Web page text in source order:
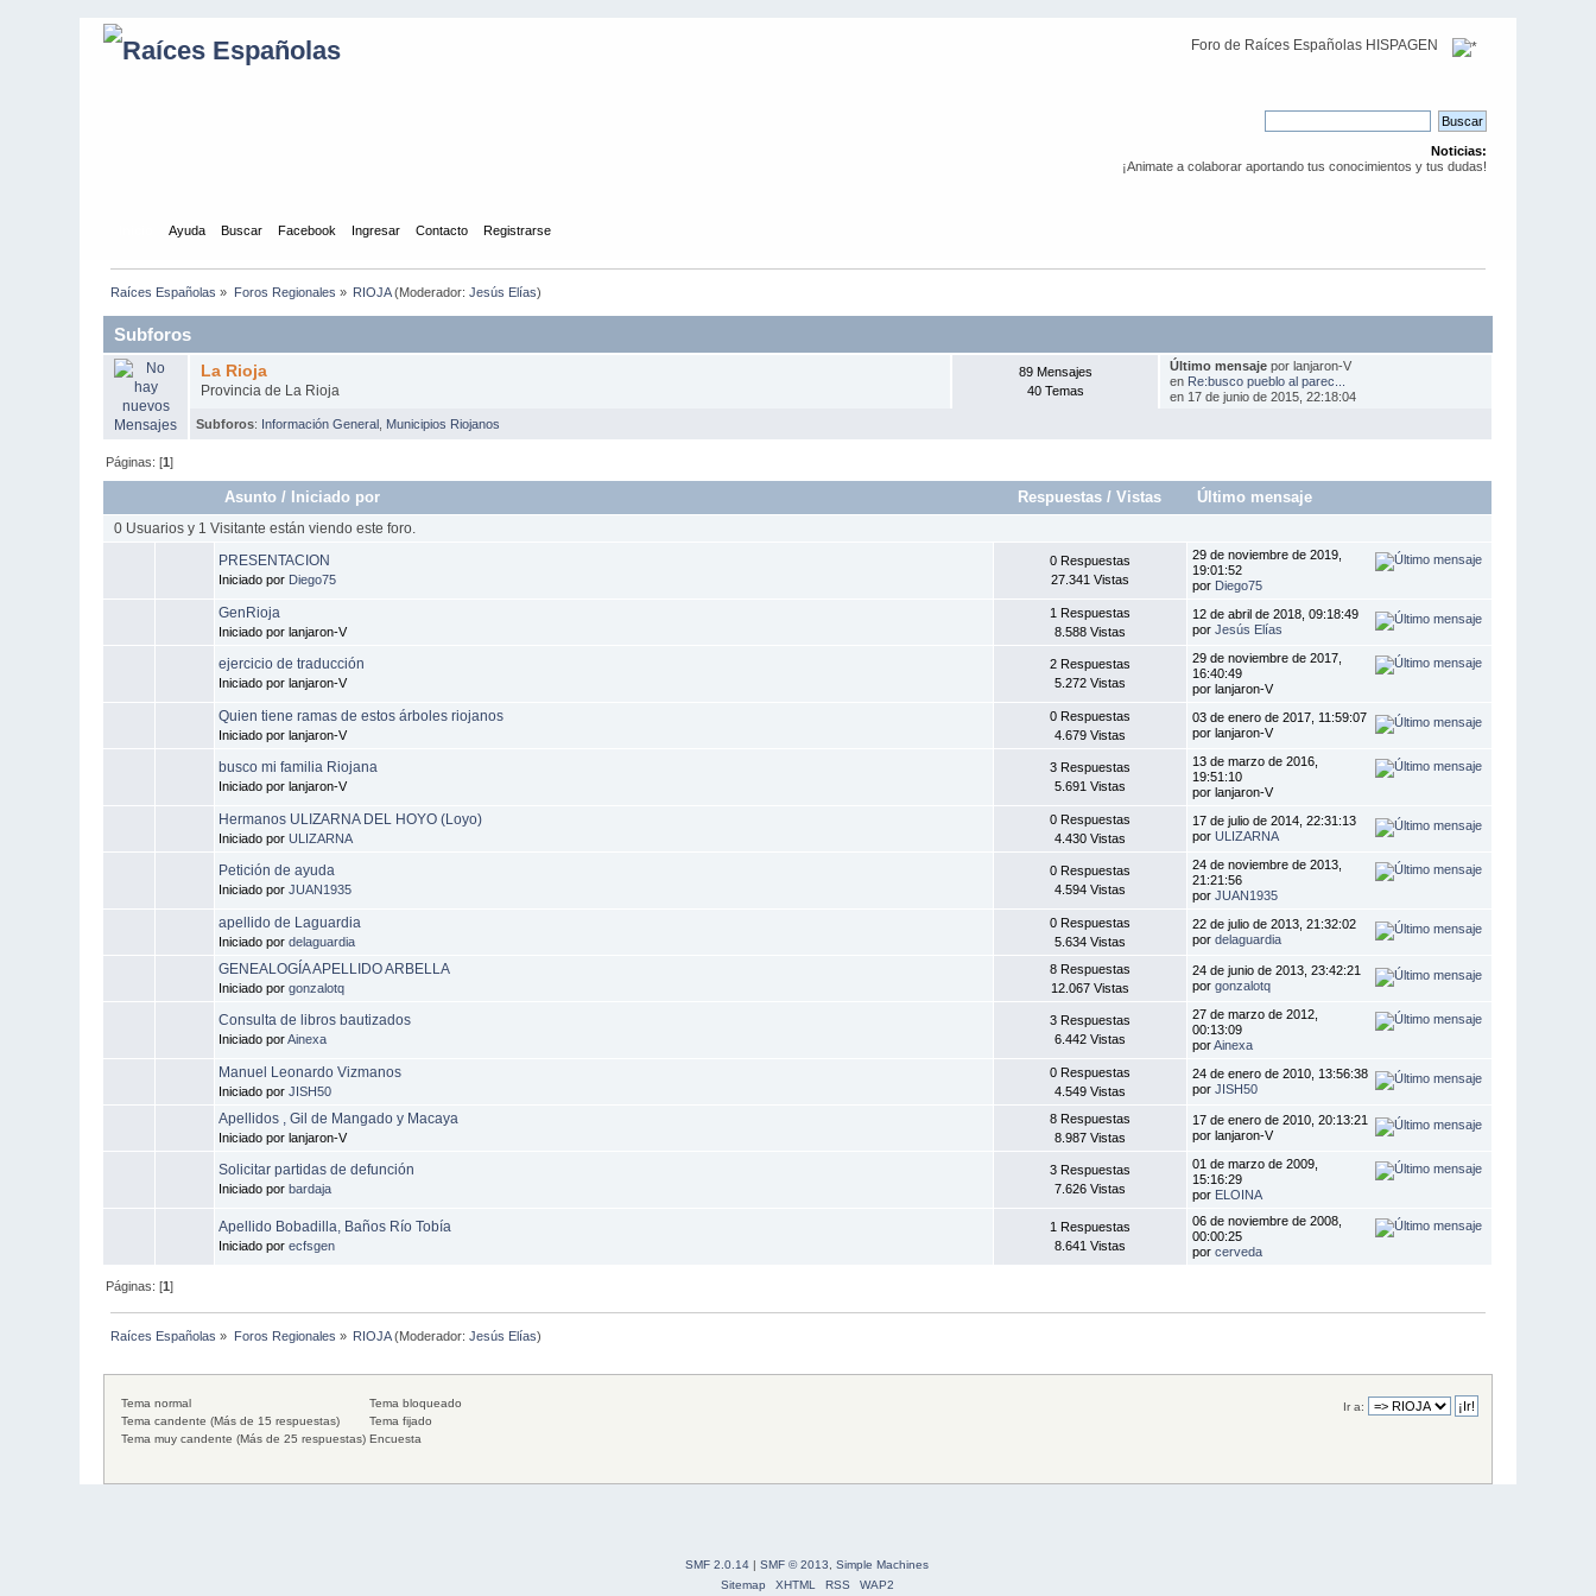
Foro de Raíces Españolas HISPAGEN
Noticias:
¡Animate a colaborar aportando tus conocimientos y tus dudas!
Ayuda Buscar Facebook Ingresar Contacto Registrarse
Raíces Españolas » Foros Regionales » RIOJA(Moderador:Jesús Elías)
Subforos
La Rioja
Provincia de La Rioja
89 Mensajes
40 Temas
Último mensajepor lanjaron-V
en Re:busco pueblo al parec...
en 17 de junio de 2015, 22:18:04
Subforos: Información General Municipios Riojanos
Páginas: [1]
Asunto / Iniciado por Respuestas /Vistas Último mensaje
0 Usuarios y 1 Visitante están viendo este foro.
PRESENTACION
Iniciado por Diego75
0 Respuestas
27.341 Vistas
29 de noviembre de 2019,
19:01:52
por Diego75
GenRioja
Iniciado por lanjaron-V
1 Respuestas
8.588 Vistas
12 de abril de 2018, 09:18:49
porJesús Elías
ejercicio de traducción
Iniciado por lanjaron-V
2 Respuestas
5.272 Vistas
29 de noviembre de 2017,
16:40:49
por lanjaron-V
Quien tiene ramas de estos árboles riojanos
Iniciado por lanjaron-V
0 Respuestas
4.679 Vistas
03 de enero de 2017, 11:59:07
por lanjaron-V
busco mi familia Riojana
Iniciado por lanjaron-V
3 Respuestas
5.691 Vistas
13 de marzo de 2016,
19:51:10
por lanjaron-V
Hermanos ULIZARNA DEL HOYO (Loyo)
Iniciado porULIZARNA
0 Respuestas
4.430 Vistas
17 de julio de 2014, 22:31:13
porULIZARNA
Petición de ayuda
Iniciado porJUAN1935
0 Respuestas
4.594 Vistas
24 de noviembre de 2013,
21:21:56
porJUAN1935
apellido de Laguardia
Iniciado pordelaguardia
0 Respuestas
5.634 Vistas
22 de julio de 2013, 21:32:02
pordelaguardia
GENEALOGÍA APELLIDO ARBELLA
Iniciado porgonzalotq
8 Respuestas
12.067 Vistas
24 de junio de 2013, 23:42:21
porgonzalotq
Consulta de libros bautizados
Iniciado porAinexa
3 Respuestas
6.442 Vistas
27 de marzo de 2012,
00:13:09
porAinexa
Manuel Leonardo Vizmanos
Iniciado porJISH50
0 Respuestas
4.549 Vistas
24 de enero de 2010, 13:56:38
porJISH50
Apellidos , Gil de Mangado y Macaya
Iniciado por lanjaron-V
8 Respuestas
8.987 Vistas
17 de enero de 2010, 20:13:21
por lanjaron-V
Solicitar partidas de defunción
Iniciado porbardaja
3 Respuestas
7.626 Vistas
01 de marzo de 2009,
15:16:29
por ELOINA
Apellido Bobadilla, Baños Río Tobía
Iniciado porecfsgen
1 Respuestas
8.641 Vistas
06 de noviembre de 2008,
00:00:25
porcerveda
Páginas: [1]
Raíces Españolas » Foros Regionales » RIOJA(Moderador:Jesús Elías)
Ir a:
Tema normal
Tema candente (Más de 15 respuestas)
Tema muy candente (Más de 25 respuestas)
Tema bloqueado
Tema fijado
Encuesta
SMF 2.0.14 | SMF © 2013
Simple Machines
Sitemap
XHTML RSS WAP2